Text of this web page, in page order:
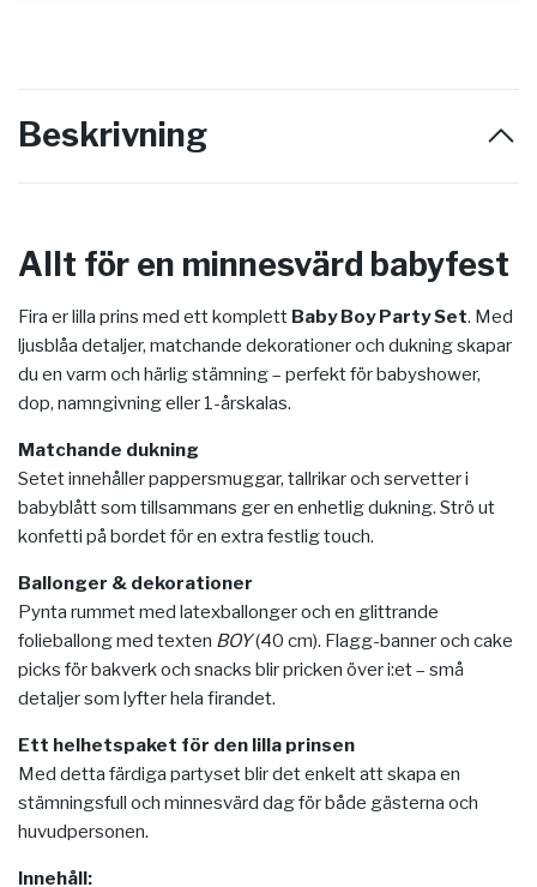
Beskrivning
Allt för en minnesvärd babyfest
Fira er lilla prins med ett komplett Baby Boy Party Set. Med
ljusblåa detaljer, matchande dekorationer och dukning skapar
du en varm och härlig stämning – perfekt för babyshower,
dop, namngivning eller 1-årskalas.
Matchande dukning
Setet innehåller pappersmuggar, tallrikar och servetter i
babyblått som tillsammans ger en enhetlig dukning. Strö ut
konfetti på bordet för en extra festlig touch.
Ballonger & dekorationer
Pynta rummet med latexballonger och en glittrande
folieballong med texten BOY(40 cm). Flagg-banner och cake
picks för bakverk och snacks blir pricken över i:et – små
detaljer som lyfter hela firandet.
Ett helhetspaket för den lilla prinsen
Med detta färdiga partyset blir det enkelt att skapa en
stämningsfull och minnesvärd dag för både gästerna och
huvudpersonen.
Innehåll: